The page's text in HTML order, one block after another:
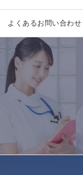
よくあるお問い合わせ